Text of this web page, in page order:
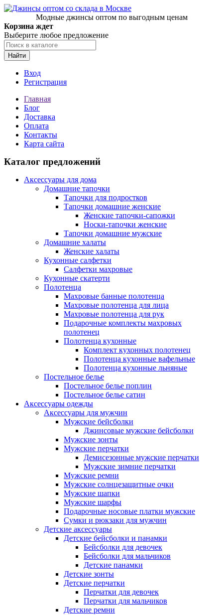
Модные джинсы оптом по выгодным ценам
Корзина ждет
Выберите любое предложение
Найти
Вход
Регистрация
Главная
Блог
Доставка
Оплата
Контакты
Карта сайта
Каталог предложений
Аксессуары для дома
Домашние тапочки
Тапочки для подростков
Тапочки домашние женские
Женские тапочки-сапожки
Носки-тапочки женские
Тапочки домашние мужские
Домашние халаты
Женские халаты
Кухонные салфетки
Салфетки махровые
Кухонные скатерти
Полотенца
Махровые банные полотенца
Махровые полотенца для лица
Махровые полотенца для рук
Подарочные комплекты махровых
полотенец
Полотенца кухонные
Комплект кухонных полотенец
Полотенца кухонные вафельные
Полотенца кухонные льняные
Постельное белье
Постельное белье поплин
Постельное белье сатин
Аксессуары одежды
Аксессуары для мужчин
Мужские бейсболки
Джинсовые мужские бейсболки
Мужские зонты
Мужские перчатки
Демисезонные мужские перчатки
Мужские зимние перчатки
Мужские ремни
Мужские солнцезащитные очки
Мужские шапки
Мужские шарфы
Подарочные носовые платки мужские
Сумки и рюкзаки для мужчин
Детские аксессуары
Детские бейсболки и панамки
Бейсболки для девочек
Бейсболки для мальчиков
Детские панамки
Детские зонты
Детские перчатки
Перчатки для девочек
Перчатки для мальчиков
Детские ремни